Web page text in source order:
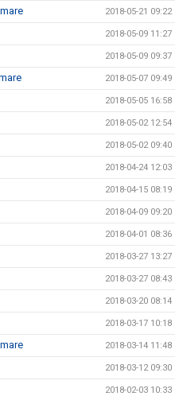
2018-05-21 09:22
2018-05-09 11:27
2018-05-09 09:37
2018-05-07 09:49
2018-05-05 16:58
2018-05-02 12:54
2018-05-02 09:40
2018-04-24 12:03
2018-04-15 08:19
2018-04-09 09:20
2018-04-01 08:36
2018-03-27 13:27
2018-03-27 08:43
2018-03-20 08:14
2018-03-17 10:18
2018-03-14 11:48
2018-03-12 09:30
2018-02-03 10:33